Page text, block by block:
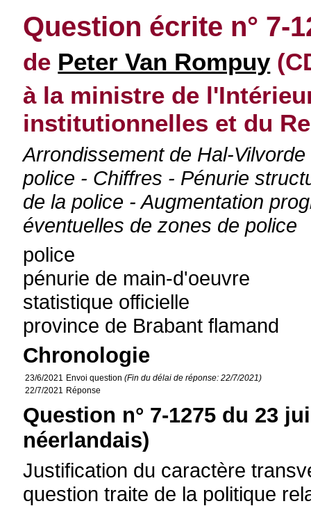
Question écrite n° 7-
de Peter Van Rompuy
à la ministre de
institutionnelles et du
Arrondissement de Hal-
police - Chiffres - Pénurie
de la police - Augmentation
éventuelles de zones de police
police
pénurie de main-d'oeuvre
statistique officielle
province de Brabant flamand
Chronologie
23/6/2021 Envoi question(Fin du délai de réponse: 22/7/2021)
22/7/2021 Réponse
Question n° 7-1275 du 23
néerlandais)
Justification du caractère
question traite de la politique